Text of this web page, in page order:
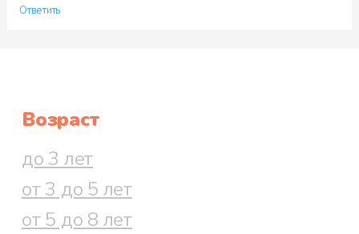
Файл 60
Файл 62
Ответить
Возраст
до 3 лет
от 3 до 5 лет
от 5 до 8 лет